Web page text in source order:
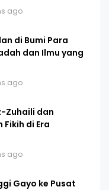
ago
di Bumi Para
dan Ilmu yang
ago
Zuhaili dan
di Era
ago
Gayo ke Pusat